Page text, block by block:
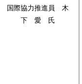
国際協力推進員 木
下 愛 氏